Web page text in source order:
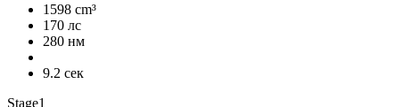
1598 cm³
170 лс
280 нм
9.2 сек
Stage1